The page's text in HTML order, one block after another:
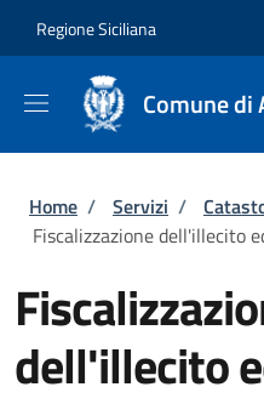
Regione Siciliana
Comune di
Briciole di
Home / Servizi /
Fiscalizzazione dell'illecito
dell'illecito